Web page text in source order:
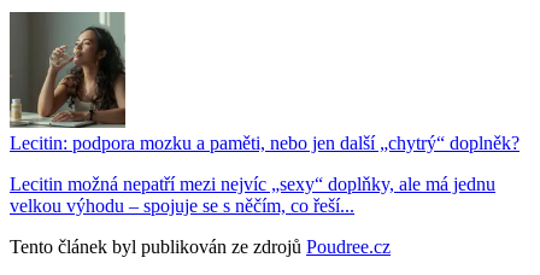
Lecitin: podpora mozku a paměti, nebo jen další „chytrý“ doplněk?
Lecitin možná nepatří mezi nejvíc „sexy“ doplňky, ale má jednu
velkou výhodu – spojuje se s něčím, co řeší...
Tento článek byl publikován ze zdrojů Poudree.cz